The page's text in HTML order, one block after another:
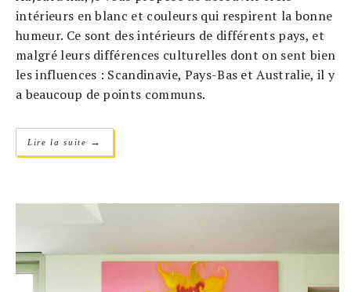
intérieurs en blanc et couleurs qui respirent la bonne
humeur. Ce sont des intérieurs de différents pays, et
malgré leurs différences culturelles dont on sent bien
les influences : Scandinavie, Pays-Bas et Australie, il y
a beaucoup de points communs.
Lire la suite →